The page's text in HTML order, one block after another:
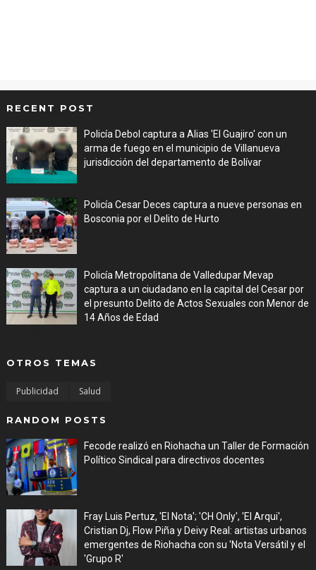
RECENT POST
Policía Debol captura a Alias 'El Guajiro' con un
arma de fuego en el municipio de Villanueva
jurisdicción del departamento de Bolívar
Policía Cesar Deces captura a nueve personas en
Bosconia por el Delito de Hurto
Policía Metropolitana de Valledupar Mevap
captura a un ciudadano en la capital del Cesar por
el presunto Delito de Actos Sexuales con Menor de
14 Años de Edad
OTROS TEMAS
Publicidad Salud
RANDOM POSTS
Fecode realizó en Riohacha un Taller de Formación
Político Sindical para directivos docentes
Fray Luis Pertuz, 'El Nota'; 'CH Only', 'El Arqui',
Cristian Dj, Flow Piña y Deivy Real: artistas urbanos
emergentes de Riohacha con su 'Nota Versátil y el
'Grupo R'